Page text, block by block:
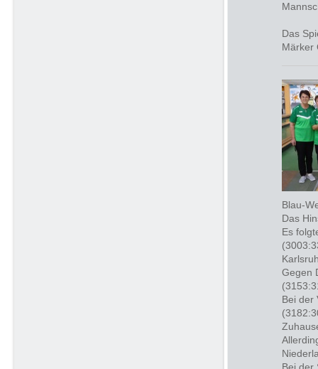
Das
Märker
Blau-
Das
Es
Gegen
Bei der